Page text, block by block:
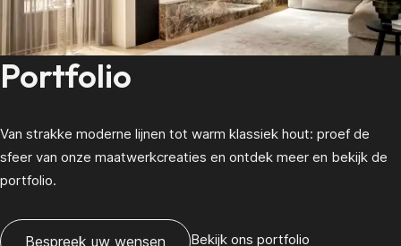
Portfolio
Van strakke moderne lijnen tot warm klassiek hout: proef de
sfeer van onze maatwerk­creaties en ontdek meer en bekijk de
portfolio.
Bespreek uw wensen Bekijk ons portfolio